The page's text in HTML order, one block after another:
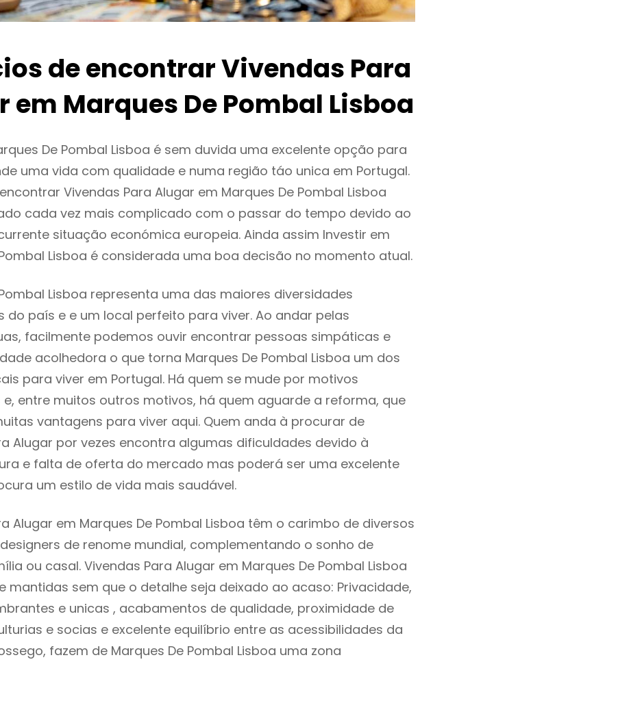
de encontrar Vivendas Para
em Marques De Pombal Lisboa
De Pombal Lisboa é sem duvida uma excelente opção para
uma vida com qualidade e numa região táo unica em Portugal.
Vivendas Para Alugar em Marques De Pombal Lisboa
cada vez mais complicado com o passar do tempo devido ao
situação económica europeia. Ainda assim Investir em
Lisboa é considerada uma boa decisão no momento atual.
Lisboa representa uma das maiores diversidades
do país e e um local perfeito para viver. Ao andar pelas
facilmente podemos ouvir encontrar pessoas simpáticas e
acolhedora o que torna Marques De Pombal Lisboa um dos
para viver em Portugal. Há quem se mude por motivos
entre muitos outros motivos, há quem aguarde a reforma, que
vantagens para viver aqui. Quem anda à procurar de
Alugar por vezes encontra algumas dificuldades devido à
e falta de oferta do mercado mas poderá ser uma excelente
um estilo de vida mais saudável.
Alugar em Marques De Pombal Lisboa têm o carimbo de diversos
de renome mundial, complementando o sonho de
ou casal. Vivendas Para Alugar em Marques De Pombal Lisboa
mantidas sem que o detalhe seja deixado ao acaso: Privacidade,
e unicas , acabamentos de qualidade, proximidade de
e socias e excelente equilíbrio entre as acessibilidades da
fazem de Marques De Pombal Lisboa uma zona